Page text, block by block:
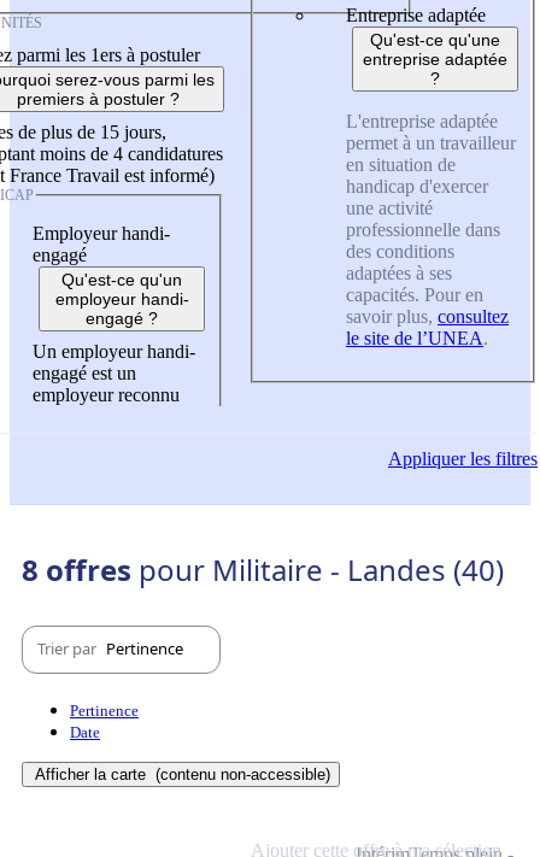
parmi les 1ers à postuler
serez-vous parmi les
premiers à postuler ?
de plus de 15 jours,
moins de 4 candidatures
France Travail est informé)
Employeur handi-
engagé
Qu'est-ce qu'un
employeur handi-
engagé ?
Un employeur handi-
engagé est un
employeur reconnu
Entreprise adaptée
Qu'est-ce qu'une
entreprise adaptée
?
L'entreprise adaptée
permet à un travailleur
en situation de
handicap d'exercer
une activité
professionnelle dans
des conditions
adaptées à ses
capacités. Pour en
savoir plus, consultez
le site de l’UNEA.
Appliquerles filtres
8 offres pour Militaire - Landes (40)
Trier par Pertinence
Pertinence
Date
Afficher la carte (contenu non-accessible)
Ajouter cette offre à ma sélection